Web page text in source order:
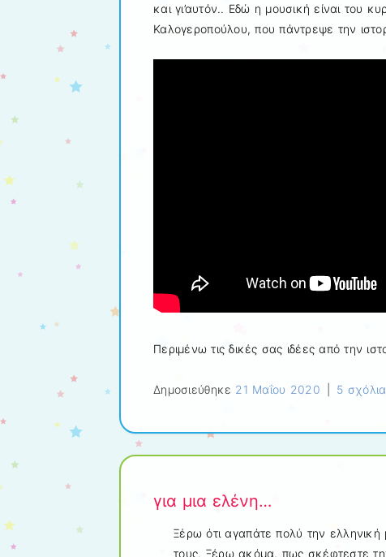
και γι’αυτόν.. Εδώ η μουσική είναι του
Καλογεροπούλου, που πάντρεψε την
Περιμένω τις δικές σας ιδέες από την
Δημοσιεύθηκε 21 Μαΐου 2020 5 σχόλια
για μια ελένη…
Ξέρω ότι αγαπάτε πολύ την ελληνική
τους. Ξέρω ακόμα, πως σκέφτεστε